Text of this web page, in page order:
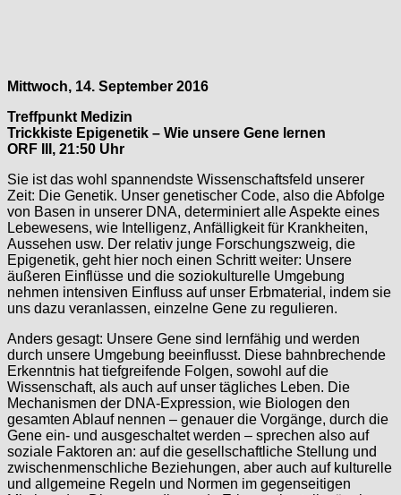
Mittwoch, 14. September 2016
Treffpunkt Medizin
Trickkiste Epigenetik – Wie unsere Gene lernen
ORF III, 21:50 Uhr
Sie ist das wohl spannendste Wissenschaftsfeld unserer
Zeit: Die Genetik. Unser genetischer Code, also die Abfolge
von Basen in unserer DNA, determiniert alle Aspekte eines
Lebewesens, wie Intelligenz, Anfälligkeit für Krankheiten,
Aussehen usw. Der relativ junge Forschungszweig, die
Epigenetik, geht hier noch einen Schritt weiter: Unsere
äußeren Einflüsse und die soziokulturelle Umgebung
nehmen intensiven Einfluss auf unser Erbmaterial, indem sie
uns dazu veranlassen, einzelne Gene zu regulieren.
Anders gesagt: Unsere Gene sind lernfähig und werden
durch unsere Umgebung beeinflusst. Diese bahnbrechende
Erkenntnis hat tiefgreifende Folgen, sowohl auf die
Wissenschaft, als auch auf unser tägliches Leben. Die
Mechanismen der DNA-Expression, wie Biologen den
gesamten Ablauf nennen – genauer die Vorgänge, durch die
Gene ein- und ausgeschaltet werden – sprechen also auf
soziale Faktoren an: auf die gesellschaftliche Stellung und
zwischenmenschliche Beziehungen, aber auch auf kulturelle
und allgemeine Regeln und Normen im gegenseitigen